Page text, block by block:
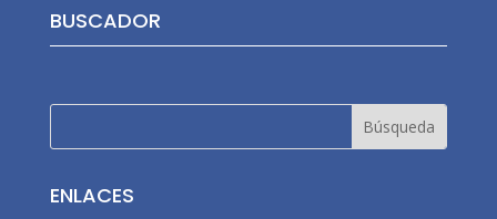
BUSCADOR
ENLACES